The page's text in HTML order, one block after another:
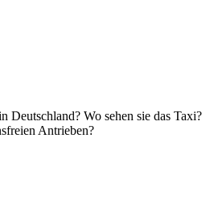
Wo sehen sie das Taxi?
Antrieben?